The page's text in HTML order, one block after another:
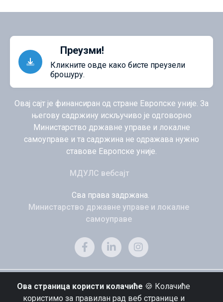
Ова страница користи колачиће 🍪 Колачиће
користимо за правилан рад веб странице и
Преузми!
Кликните овде како бисте преузели
брошуру.
Овај сајт је финансиран од стране Европске уније. За
његову садржину искључиво је одговорно
Министарство државне управе и локалне
самоуправе и та садржина не одражава нужно
ставове Европске уније.
МДУЛС вебсајт
Сва права задржана.
Министарство државне управе и локалне
самоуправе